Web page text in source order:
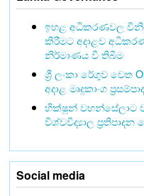
ඉහළ අධිකරණවල
කිරීමට අදාළව
නිර්මාණය වී තිබීම
ශ්‍රී ලංකා රේගුව වෙත
අදාළ මෘදුකාංග
භික්ෂූන් වහන්සේලාට
විශ්වවිද්‍යාල
Social media